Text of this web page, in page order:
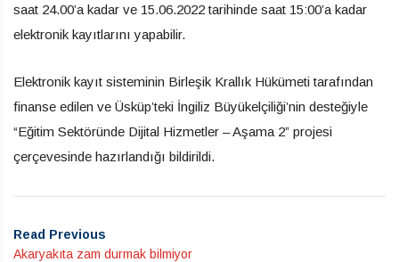
saat 24.00’a kadar ve 15.06.2022 tarihinde saat 15:00’a kadar
elektronik kayıtlarını yapabilir.
Elektronik kayıt sisteminin Birleşik Krallık Hükümeti tarafından
finanse edilen ve Üsküp’teki İngiliz Büyükelçiliği’nin desteğiyle
“Eğitim Sektöründe Dijital Hizmetler – Aşama 2” projesi
çerçevesinde hazırlandığı bildirildi.
Read Previous
Akaryakıta zam durmak bilmiyor